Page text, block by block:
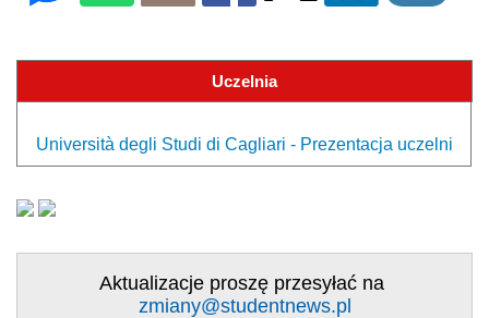
Uczelnia
Università degli Studi di Cagliari - Prezentacja uczelni
Aktualizacje proszę przesyłać na
zmiany@studentnews.pl